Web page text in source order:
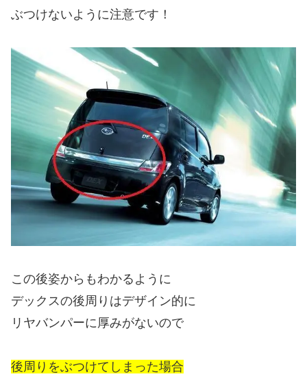
ぶつけないように注意です！
この後姿からもわかるように
デックスの後周りはデザイン的に
リヤバンパーに厚みがないので
後周りをぶつけてしまった場合